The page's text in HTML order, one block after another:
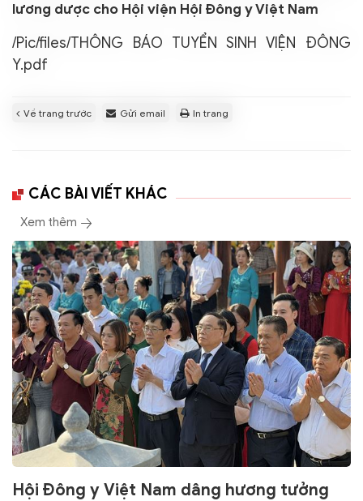
lương dược cho Hội viện Hội Đông y Việt Nam
/Pic/files/THÔNG BÁO TUYỂN SINH VIỆN ĐÔNG
Y.pdf
Về trang trước Gửi email In trang
CÁC BÀI VIẾT KHÁC
Xem thêm
Hội Đông y Việt Nam dâng hương tưởng